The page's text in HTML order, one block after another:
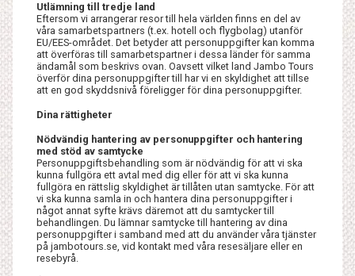
Utlämning till tredje land
Eftersom vi arrangerar resor till hela världen finns en del av
våra samarbetspartners (t.ex. hotell och flygbolag) utanför
EU/EES-området. Det betyder att personuppgifter kan komma
att överföras till samarbetspartner i dessa länder för samma
ändamål som beskrivs ovan. Oavsett vilket land Jambo Tours
överför dina personuppgifter till har vi en skyldighet att tillse
att en god skyddsnivå föreligger för dina personuppgifter.
Dina rättigheter
Nödvändig hantering av personuppgifter och hantering
med stöd av samtycke
Personuppgiftsbehandling som är nödvändig för att vi ska
kunna fullgöra ett avtal med dig eller för att vi ska kunna
fullgöra en rättslig skyldighet är tillåten utan samtycke. För att
vi ska kunna samla in och hantera dina personuppgifter i
något annat syfte krävs däremot att du samtycker till
behandlingen. Du lämnar samtycke till hantering av dina
personuppgifter i samband med att du använder våra tjänster
på jambotours.se, vid kontakt med våra resesäljare eller en
resebyrå.